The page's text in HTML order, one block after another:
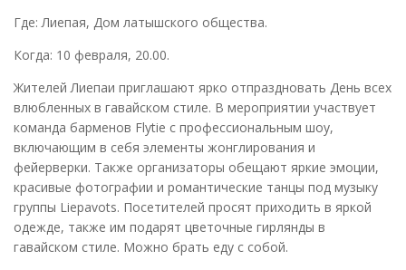
Где: Лиепая, Дом латышского общества.
Когда: 10 февраля, 20.00.
Жителей Лиепаи приглашают ярко отпраздновать День всех
влюбленных в гавайском стиле. В мероприятии участвует
команда барменов Flytie с профессиональным шоу,
включающим в себя элементы жонглирования и
фейерверки. Также организаторы обещают яркие эмоции,
красивые фотографии и романтические танцы под музыку
группы Liepavots. Посетителей просят приходить в яркой
одежде, также им подарят цветочные гирлянды в
гавайском стиле. Можно брать еду с собой.